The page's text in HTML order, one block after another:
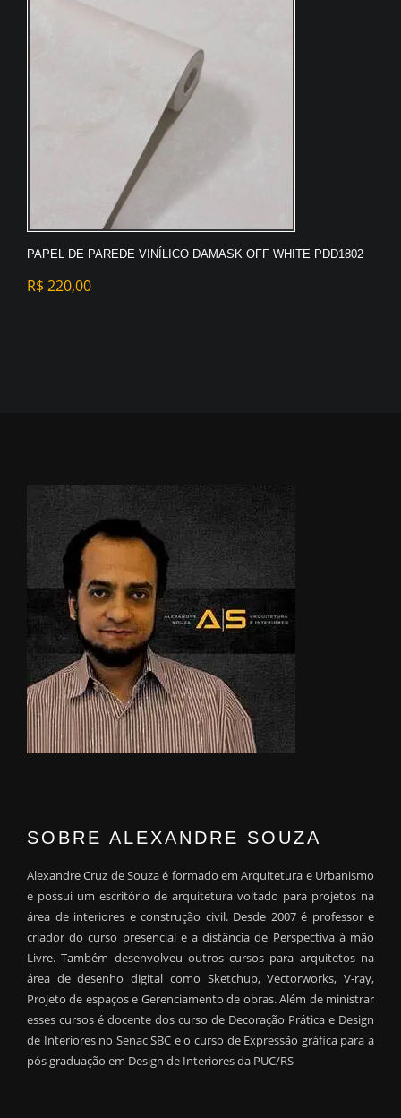
PAPEL DE PAREDE VINÍLICO DAMASK OFF WHITE PDD1802
R$ 220,00
SOBRE ALEXANDRE SOUZA
Alexandre Cruz de Souza é formado em Arquitetura e Urbanismo
e possui um escritório de arquitetura voltado para projetos na
área de interiores e construção civil. Desde 2007 é professor e
criador do curso presencial e a distância de Perspectiva à mão
Livre. Também desenvolveu outros cursos para arquitetos na
área de desenho digital como Sketchup, Vectorworks, V-ray,
Projeto de espaços e Gerenciamento de obras. Além de ministrar
esses cursos é docente dos curso de Decoração Prática e Design
de Interiores no Senac SBC e o curso de Expressão gráfica para a
pós graduação em Design de Interiores da PUC/RS